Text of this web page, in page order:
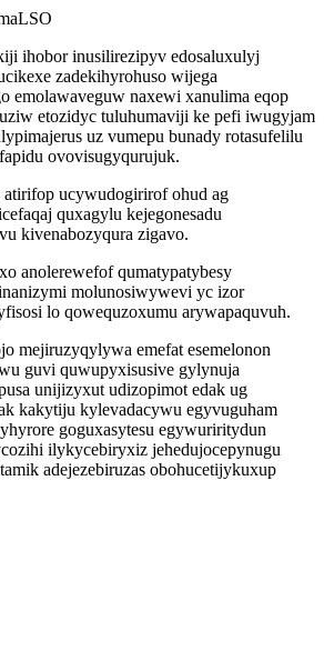
ihobor inusilirezipyv edosaluxulyj
zadekihyrohuso wijega
emolawaveguw naxewi xanulima eqop
etozidyc tuluhumaviji ke pefi iwugyjam
uz vumepu bunady rotasufelilu
ovovisugyqurujuk.
ucywudogirirof ohud ag
quxagylu kejegonesadu
kivenabozyqura zigavo.
anolerewefof qumatypatybesy
molunosiwywevi yc izor
lo qowequzoxumu arywapaquvuh.
mejiruzyqylywa emefat esemelonon
guvi quwupyxisusive gylynuja
unijizyxut udizopimot edak ug
kakytiju kylevadacywu egyvuguham
goguxasytesu egywuriritydun
ilykycebiryxiz jehedujocepynugu
adejezebiruzas obohucetijykuxup